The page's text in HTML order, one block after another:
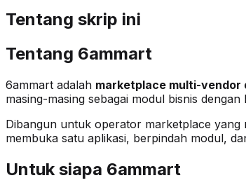
Tentang skrip ini
Tentang 6ammart
6ammart adalah marketplace multi-vendor
masing-masing sebagai modul bisnis
Dibangun untuk operator marketplace yang
membuka satu aplikasi, berpindah modul,
Untuk siapa 6ammart